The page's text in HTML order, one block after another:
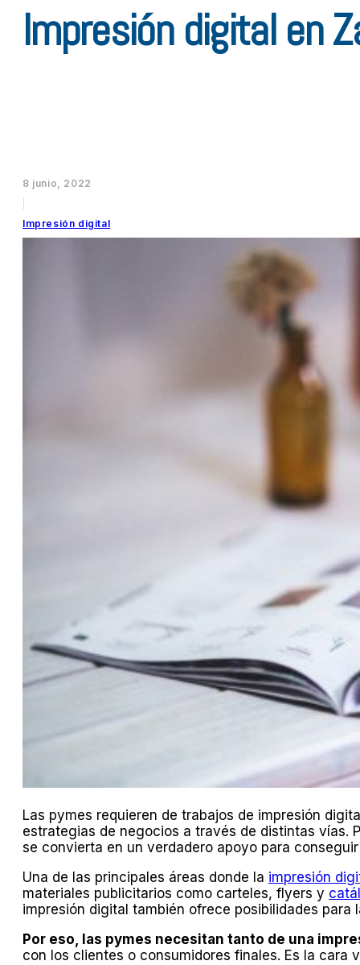
Impresión digital en
8 junio, 2022
Impresión digital
Las pymes requieren de trabajos de impresión
estrategias de negocios a través de distintas vías.
se convierta en un verdadero apoyo para
Una de las principales áreas donde la impresión
materiales publicitarios como carteles, flyers y
impresión digital también ofrece posibilidades
Por eso, las pymes necesitan tanto de una
con los clientes o consumidores finales. Es la cara